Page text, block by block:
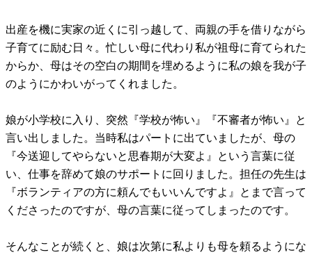
出産を機に実家の近くに引っ越して、両親の手を借りながら
子育てに励む日々。忙しい母に代わり私が祖母に育てられた
からか、母はその空白の期間を埋めるように私の娘を我が子
のようにかわいがってくれました。
娘が小学校に入り、突然『学校が怖い』『不審者が怖い』と
言い出しました。当時私はパートに出ていましたが、母の
『今送迎してやらないと思春期が大変よ』という言葉に従
い、仕事を辞めて娘のサポートに回りました。担任の先生は
『ボランティアの方に頼んでもいいんですよ』とまで言って
くださったのですが、母の言葉に従ってしまったのです。
そんなことが続くと、娘は次第に私よりも母を頼るようにな